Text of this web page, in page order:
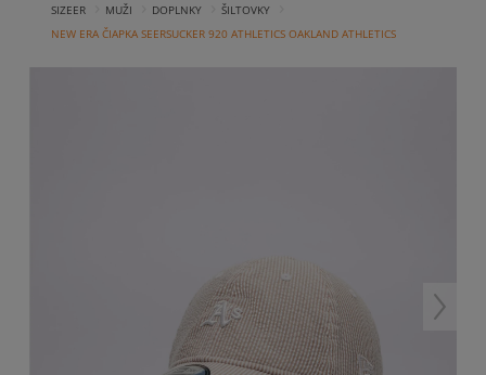
SIZEER MUŽI DOPLNKY ŠILTOVKY
NEW ERA ČIAPKA SEERSUCKER 920 ATHLETICS OAKLAND ATHLETICS